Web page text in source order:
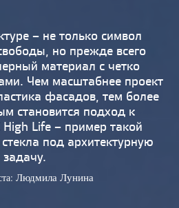
– не только символ
но прежде всего
материал с четко
Чем масштабнее проект
фасадов, тем более
становится подход к
Life – пример такой
под архитектурную
задачу.
Людмила Лунина